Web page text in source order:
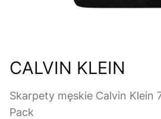
CALVIN KLEIN
Skarpety męskie Calvin Klein
Pack